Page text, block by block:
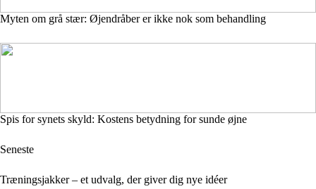
Myten om grå stær: Øjendråber er ikke nok som behandling
Spis for synets skyld: Kostens betydning for sunde øjne
Seneste
Træningsjakker – et udvalg, der giver dig nye idéer